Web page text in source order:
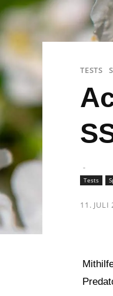
TESTS
-
Tests
11. JULI